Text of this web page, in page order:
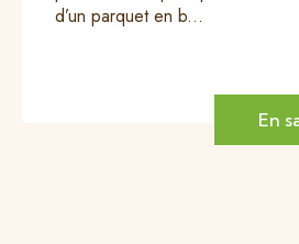
d’un parquet en b...
En